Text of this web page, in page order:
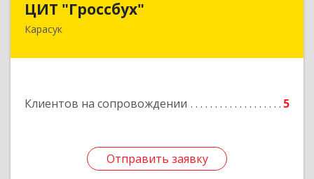
ЦИТ "Гроссбух"
Карасук
Клиентов на сопровождении 5
Отправить заявку
632861, Новосибирская обл, Карасукский р-н,
Отправить заявку